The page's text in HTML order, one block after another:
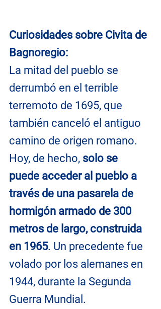
Curiosidades sobre Civita de
Bagnoregio:
La mitad del pueblo se
derrumbó en el terrible
terremoto de 1695, que
también canceló el antiguo
camino de origen romano.
Hoy, de hecho, solo se
puede acceder al pueblo a
través de una pasarela de
hormigón armado de 300
metros de largo, construida
en 1965. Un precedente fue
volado por los alemanes en
1944, durante la Segunda
Guerra Mundial.